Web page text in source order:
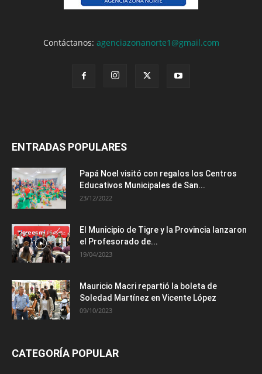
Contáctanos: agenciazonanorte1@gmail.com
ENTRADAS POPULARES
Papá Noel visitó con regalos los Centros
Educativos Municipales de San...
23/12/2022
El Municipio de Tigre y la Provincia lanzaron
el Profesorado de...
19/04/2023
Mauricio Macri repartió la boleta de
Soledad Martínez en Vicente López
09/10/2023
CATEGORÍA POPULAR